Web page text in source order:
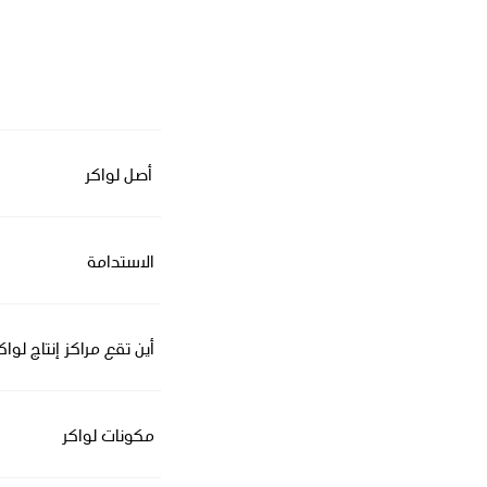
أصل لواكر
الاستدامة
أين تقع مراكز إنتاج
مكونات لواكر